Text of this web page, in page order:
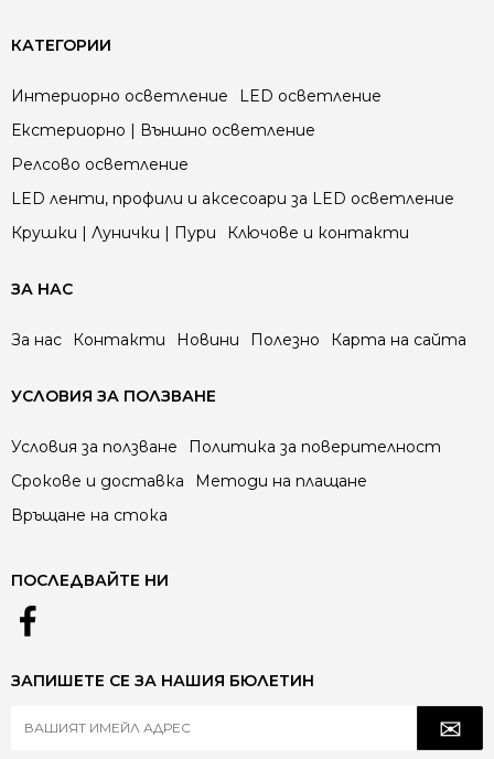
КАТЕГОРИИ
Интериорно осветление
LED осветление
Екстериорно | Външно осветление
Релсово осветление
LED ленти, профили и аксесоари за LED осветление
Крушки | Лунички | Пури
Ключове и контакти
ЗА НАС
За нас Контакти Новини Полезно Карта на сайта
УСЛОВИЯ ЗА ПОЛЗВАНЕ
Условия за ползване
Политика за поверителност
Срокове и доставка
Методи на плащане
Връщане на стока
ПОСЛЕДВАЙТЕ НИ
ЗАПИШЕТЕ СЕ ЗА НАШИЯ БЮЛЕТИН